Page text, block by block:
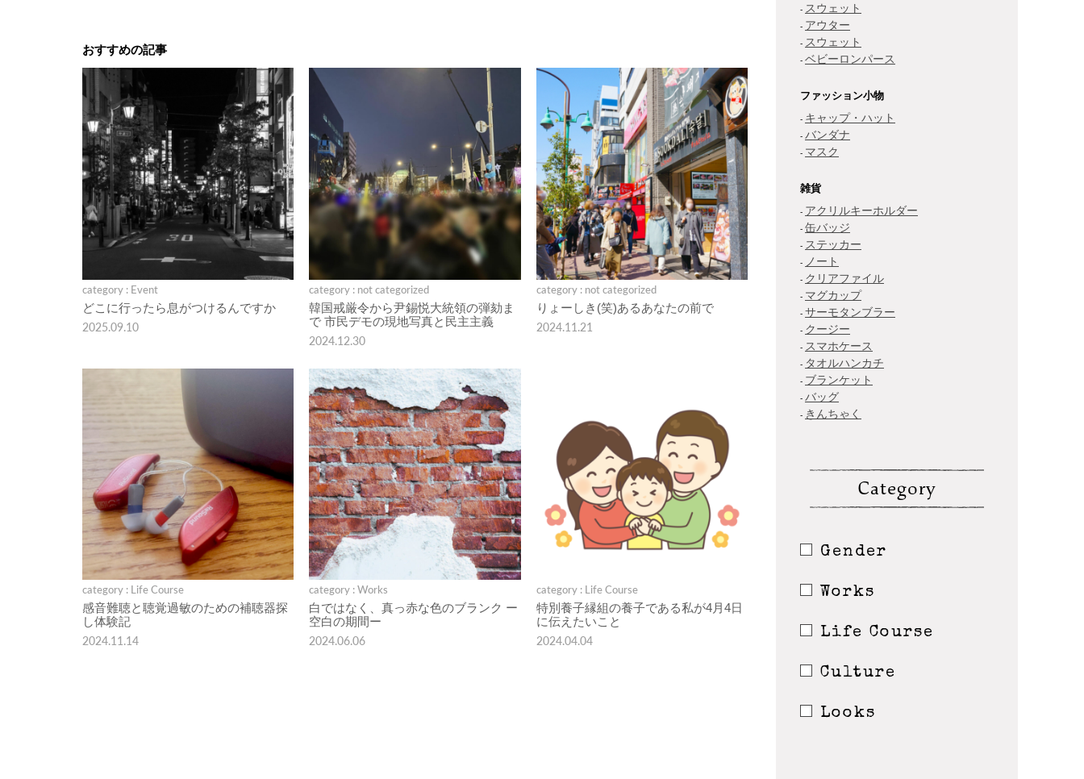
おすすめの記事
category : Event
どこに行ったら息がつけるんですか
2025.09.10
category : not categorized
韓国戒厳令から尹錫悦大統領の弾劾ま
で 市民デモの現地写真と民主主義
2024.12.30
category : not categorized
りょーしき(笑)あるあなたの前で
2024.11.21
category : Life Course
感音難聴と聴覚過敏のための補聴器探
し体験記
2024.11.14
category : Works
白ではなく、真っ赤な色のブランク ー
空白の期間ー
2024.06.06
category : Life Course
特別養子縁組の養子である私が4月4日
に伝えたいこと
2024.04.04
スウェット
アウター
スウェット
ベビーロンパース
ファッション小物
キャップ・ハット
バンダナ
マスク
雑貨
アクリルキーホルダー
缶バッジ
ステッカー
ノート
クリアファイル
マグカップ
サーモタンブラー
クージー
スマホケース
タオルハンカチ
ブランケット
バッグ
きんちゃく
Category
Gender
Works
Life Course
Culture
Looks